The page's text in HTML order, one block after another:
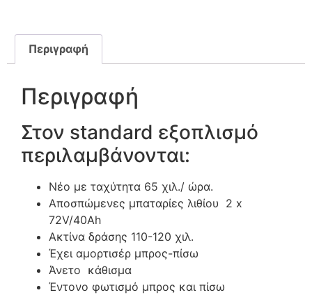
Περιγραφή
Περιγραφή
Στον standard εξοπλισμό
περιλαμβάνονται:
Νέο με ταχύτητα 65 χιλ./ ώρα.
Αποσπώμενες μπαταρίες λιθίου 2 x
72V/40Ah
Ακτίνα δράσης 110-120 χιλ.
Έχει αμορτισέρ μπρος-πίσω
Άνετο κάθισμα
Έντονο φωτισμό μπρος και πίσω